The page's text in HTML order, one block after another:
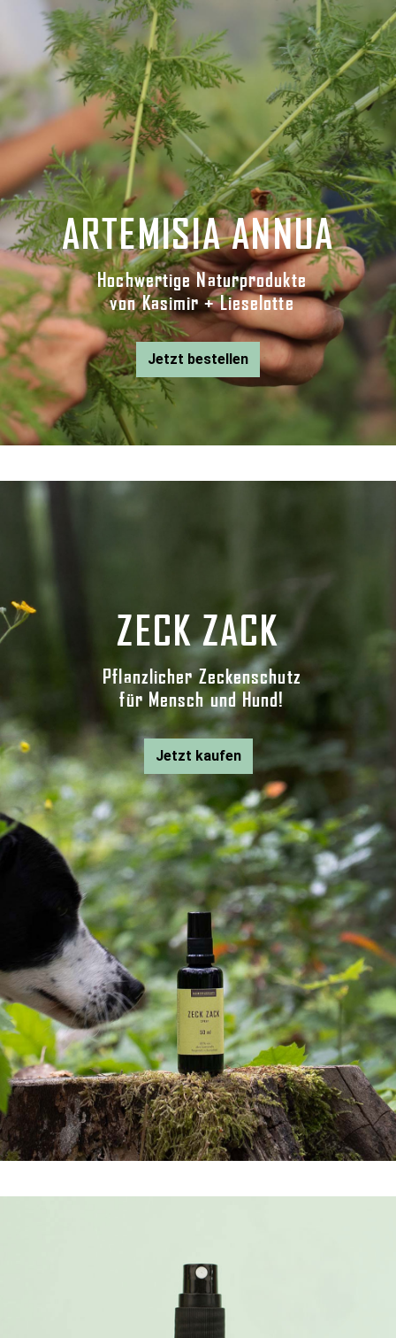
ARTEMISIA ANNUA
Hochwertige Naturprodukte
von Kasimir + Lieselotte
Jetzt bestellen
ZECK ZACK
Pflanzlicher Zeckenschutz
für Mensch und Hund!
Jetzt kaufen